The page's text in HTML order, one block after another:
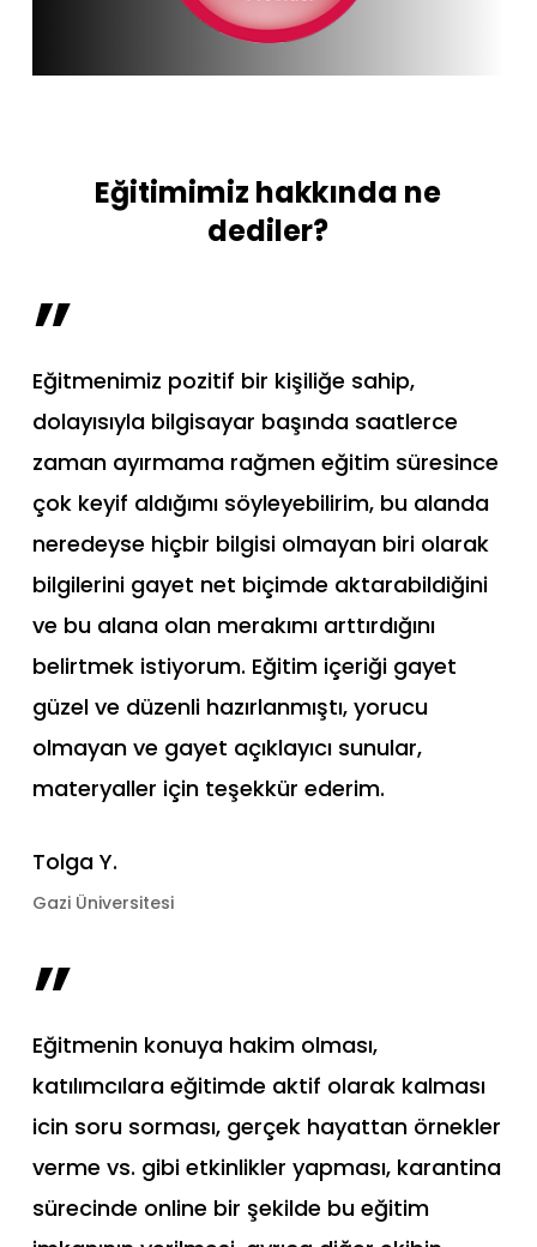
Eğitimimiz hakkında ne
dediler?
”
Eğitmenimiz pozitif bir kişiliğe sahip,
dolayısıyla bilgisayar başında saatlerce
zaman ayırmama rağmen eğitim süresince
çok keyif aldığımı söyleyebilirim, bu alanda
neredeyse hiçbir bilgisi olmayan biri olarak
bilgilerini gayet net biçimde aktarabildiğini
ve bu alana olan merakımı arttırdığını
belirtmek istiyorum. Eğitim içeriği gayet
güzel ve düzenli hazırlanmıştı, yorucu
olmayan ve gayet açıklayıcı sunular,
materyaller için teşekkür ederim.
Tolga Y.
Gazi Üniversitesi
”
Eğitmenin konuya hakim olması,
katılımcılara eğitimde aktif olarak kalması
icin soru sorması, gerçek hayattan örnekler
verme vs. gibi etkinlikler yapması, karantina
sürecinde online bir şekilde bu eğitim